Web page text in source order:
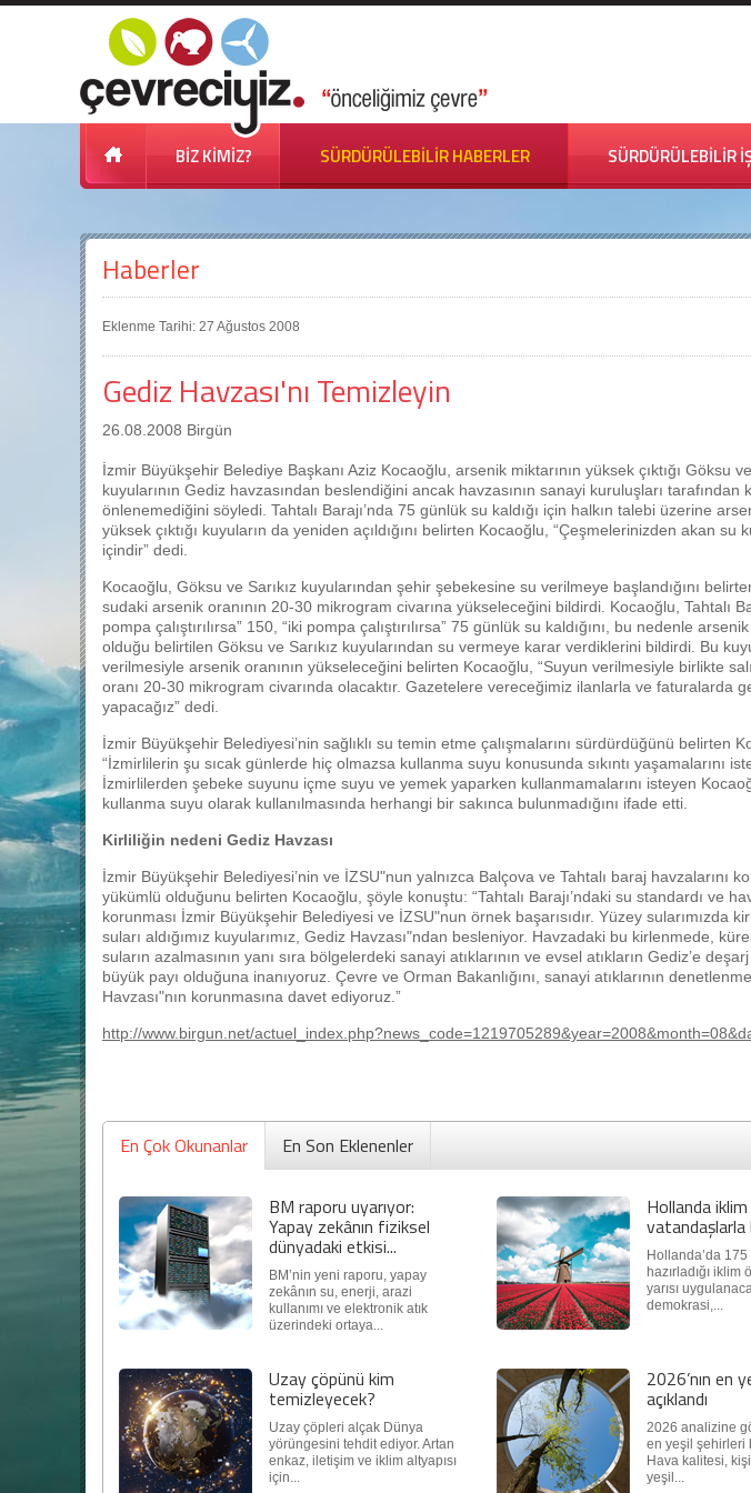
BİZ KİMİZ? SÜRDÜRÜLEBİLİR HABERLER SÜRDÜRÜLEBİLİR
Haberler
Eklenme Tarihi: 27 Ağustos 2008
Gediz Havzası'nı Temizleyin
26.08.2008 Birgün
İzmir Büyükşehir Belediye Başkanı Aziz Kocaoğlu, arsenik miktarının yüksek çıktığı Göksu ve
kuyularının Gediz havzasından beslendiğini ancak havzasının sanayi kuruluşları tarafından
önlenemediğini söyledi. Tahtalı Barajı’nda 75 günlük su kaldığı için halkın talebi üzerine
yüksek çıktığı kuyuların da yeniden açıldığını belirten Kocaoğlu, “Çeşmelerinizden akan su
içindir” dedi.
Kocaoğlu, Göksu ve Sarıkız kuyularından şehir şebekesine su verilmeye başlandığını
sudaki arsenik oranının 20-30 mikrogram civarına yükseleceğini bildirdi. Kocaoğlu, Tahtalı
pompa çalıştırılırsa” 150, “iki pompa çalıştırılırsa” 75 günlük su kaldığını, bu nedenle
olduğu belirtilen Göksu ve Sarıkız kuyularından su vermeye karar verdiklerini bildirdi. Bu
verilmesiyle arsenik oranının yükseleceğini belirten Kocaoğlu, “Suyun verilmesiyle birlikte
oranı 20-30 mikrogram civarında olacaktır. Gazetelere vereceğimiz ilanlarla ve faturalarda
yapacağız” dedi.
İzmir Büyükşehir Belediyesi’nin sağlıklı su temin etme çalışmalarını sürdürdüğünü belirten
“İzmirlilerin şu sıcak günlerde hiç olmazsa kullanma suyu konusunda sıkıntı yaşamalarını
İzmirlilerden şebeke suyunu içme suyu ve yemek yaparken kullanmamalarını isteyen
kullanma suyu olarak kullanılmasında herhangi bir sakınca bulunmadığını ifade etti.
Kirliliğin nedeni Gediz Havzası
İzmir Büyükşehir Belediyesi’nin ve İZSU"nun yalnızca Balçova ve Tahtalı baraj havzalarını
yükümlü olduğunu belirten Kocaoğlu, şöyle konuştu: “Tahtalı Barajı’ndaki su standardı ve
korunması İzmir Büyükşehir Belediyesi ve İZSU"nun örnek başarısıdır. Yüzey sularımızda
suları aldığımız kuyularımız, Gediz Havzası"ndan besleniyor. Havzadaki bu kirlenmede,
suların azalmasının yanı sıra bölgelerdeki sanayi atıklarının ve evsel atıkların Gediz’e
büyük payı olduğuna inanıyoruz. Çevre ve Orman Bakanlığını, sanayi atıklarının
Havzası"nın korunmasına davet ediyoruz.”
http://www.birgun.net/
En Çok Okunanlar En Son Eklenenler
BM raporu uyarıyor:
Yapay zekânın fiziksel
dünyadaki etkisi...
BM’nin yeni raporu, yapay
zekânın su, enerji, arazi
kullanımı ve elektronik atık
üzerindeki ortaya...
Hollanda iklim
vatandaşlarla
Hollanda’da 175
hazırladığı iklim
yarısı
demokrasi,...
Uzay çöpünü kim
temizleyecek?
Uzay çöpleri alçak Dünya
yörüngesini tehdit ediyor. Artan
enkaz, iletişim ve iklim altyapısı
için...
2026’nın en
açıklandı
2026 analizine
en yeşil şehirleri
Hava kalitesi,
yeşil...
Çevreci yaklaşımlar
yer halini alması